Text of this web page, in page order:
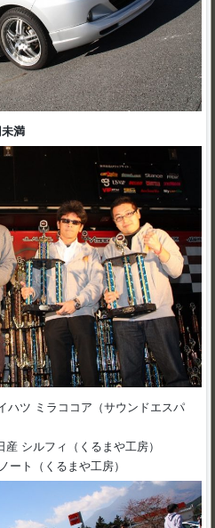
満
ハツ ミラココア（サウンドエスパ
シルフィ（くるまや工房）
ート（くるまや工房）